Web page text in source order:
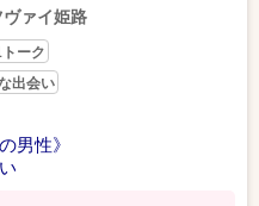
ヴァイ姫路
ーク
出会い
男性》